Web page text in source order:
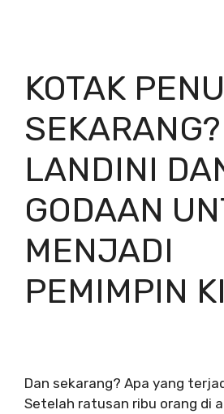
KOTAK
SEKARANG?
LANDINI
GODAAN
MENJADI
PEMIMPIN
Dan sekarang? Apa yang
Setelah ratusan ribu orang di